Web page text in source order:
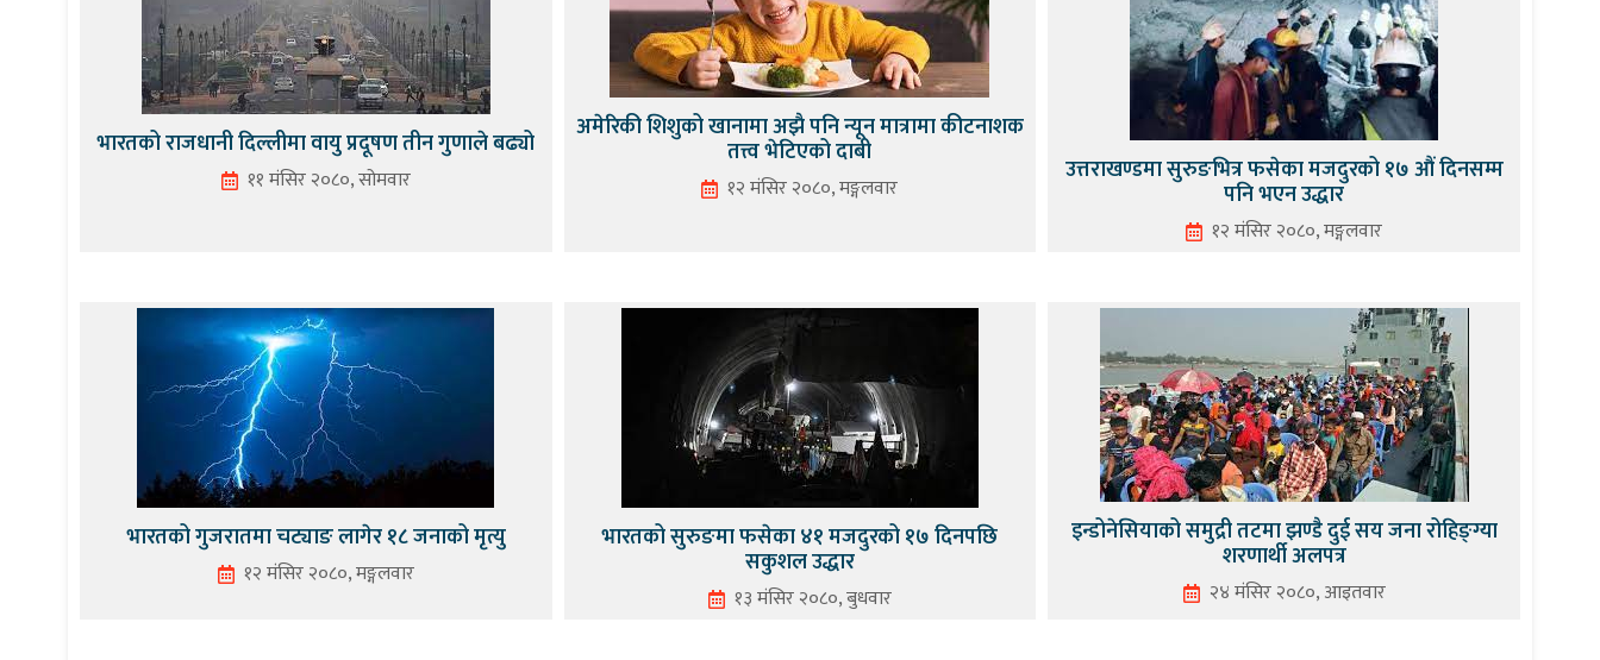
भारतको राजधानी दिल्लीमा वायु प्रदूषण तीन गुणाले बढ्यो
११ मंसिर २०८०, सोमवार
अमेरिकी शिशुको खानामा अझै पनि न्यून मात्रामा कीटनाशक
तत्त्व भेटिएको दाबी
१२ मंसिर २०८०, मङ्गलवार
उत्तराखण्डमा सुरुङभित्र फसेका मजदुरको १७ औं दिनसम्म
पनि भएन उद्धार
१२ मंसिर २०८०, मङ्गलवार
भारतको गुजरातमा चट्याङ लागेर १८ जनाको मृत्यु
१२ मंसिर २०८०, मङ्गलवार
भारतको सुरुङमा फसेका ४१ मजदुरको १७ दिनपछि
सकुशल उद्धार
१३ मंसिर २०८०, बुधवार
इन्डोनेसियाको समुद्री तटमा झण्डै दुई सय जना रोहिङ्ग्या
शरणार्थी अलपत्र
२४ मंसिर २०८०, आइतवार